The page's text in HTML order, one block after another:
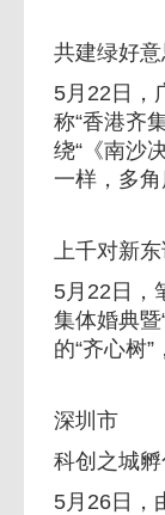
共建绿好
5月22日，
称“香港齐
绕“《南沙
一样，多
上千对新
5月22日，
集体婚典
的“齐心树
深圳市
科创之城
5月26日，